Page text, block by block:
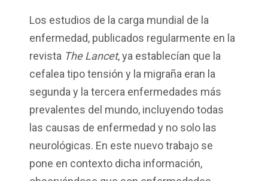
Los estudios de la carga mundial de la
enfermedad, publicados regularmente en la
revista The Lancet, ya establecían que la
cefalea tipo tensión y la migraña eran la
segunda y la tercera enfermedades más
prevalentes del mundo, incluyendo todas
las causas de enfermedad y no solo las
neurológicas. En este nuevo trabajo se
pone en contexto dicha información,